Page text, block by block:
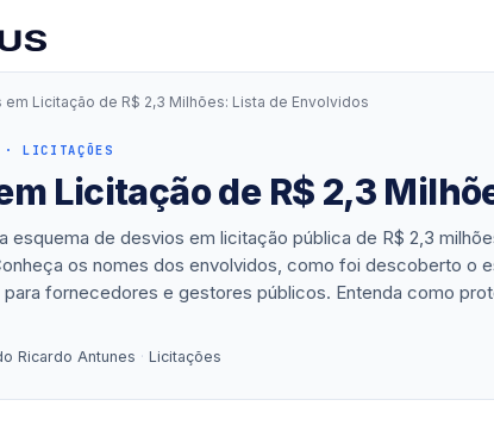
em Licitação de R$ 2,3 Milhões: Lista de Envolvidos
LICITAÇÕES
Licitação de R$ 2,3
esquema de desvios em licitação pública de R$ 2,3
os nomes dos envolvidos, como foi descoberto o
fornecedores e gestores públicos. Entenda como
Ricardo Antunes · Licitações